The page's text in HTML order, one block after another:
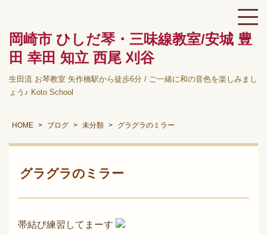
岡崎市 ひしだ琴・三味線教室/安城 豊
田 幸田 知立 西尾 刈谷
生田流 お琴教室 矢作橋駅から徒歩6分 / ご一緒に和の音色を楽しみまし
ょう♪ Koto School
HOME ブログ 未分類 グラグラのミラー
グラグラのミラー
帯結び練習してまーす